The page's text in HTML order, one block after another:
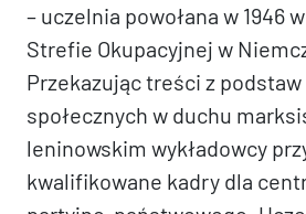
– uczelnia powołana w 1946
Strefie Okupacyjnej w
Przekazując treści z podstaw
społecznych w duchu
leninowskim wykładowcy
kwalifikowane kadry dla